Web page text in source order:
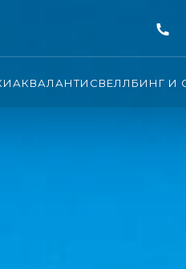
АКВАЛАНТИСВЕЛЛБИНГ И